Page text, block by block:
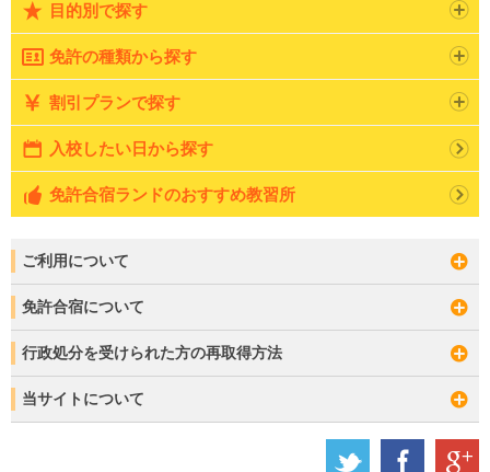
目的別で探す
免許の種類から探す
割引プランで探す
入校したい日から探す
免許合宿ランドのおすすめ教習所
ご利用について
免許合宿について
行政処分を受けられた方の再取得方法
当サイトについて